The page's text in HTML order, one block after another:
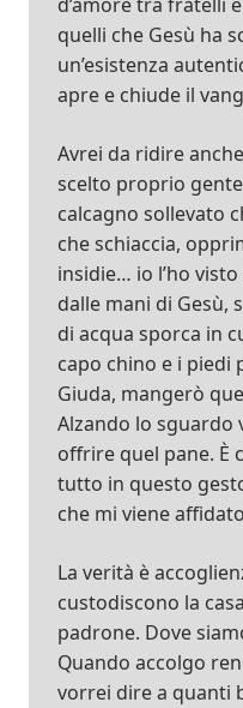
d’amore tra fratelli
quelli che Gesù ha
un’esistenza
apre e chiude il
Avrei da ridire
scelto proprio
calcagno sollevato
che schiaccia,
insidie… io l’ho
dalle mani di Gesù,
di acqua sporca in
capo chino e i piedi
Giuda, mangerò
Alzando lo sguardo
offrire quel pane. È
tutto in questo
che mi viene
La verità è
custodiscono la
padrone. Dove
Quando accolgo
vorrei dire a quanti